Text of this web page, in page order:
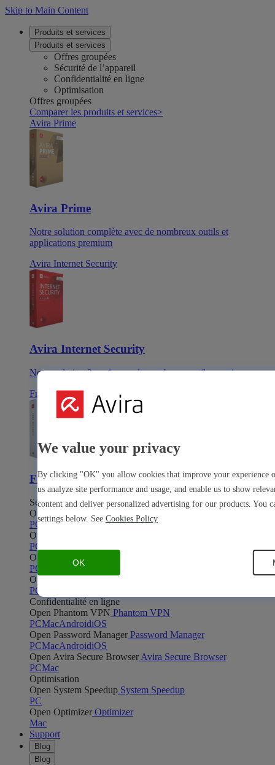
Skip to Main Content
Produits et services
Produits et services
Offres groupées
Sécurité de l’appareil
Confidentialité en ligne
Optimisation
Offres groupées
Comparer les produits et services>
Avira Prime
Avira Prime
Notre solution complète avec de nombreux outils et
applications premium
Avira Internet Security
Avira Internet Security
Notre solution 3-en-1 avec de nombreux outils premium
Free Security
Free Security
Sécurité de l’appareil
Open Antivirus
Antivirus
PCMacAndroid iOS
Open Software Updater
PC
Open Safe Shopping
PC
Open Avira Browser Safety
PC
Confidentialité en ligne
Open Phantom VPN Phantom VPN
PCMacAndroidiOS
Open Password Manager Password Manager
PCMacAndroidiOS
Open Avira Secure Browser Avira Secure Browser
PCMac
Optimisation
Open System Speedup System Speedup
PC
Open Optimizer Optimizer
Mac
Support
Blog
Blog
We value your privacy
By clicking "OK" you allow cookies that improve your experience
us analyze site performance and usage, and enable us to show
content and deliver personalized advertising for our products. You
settings below. See Cookies Policy
OK